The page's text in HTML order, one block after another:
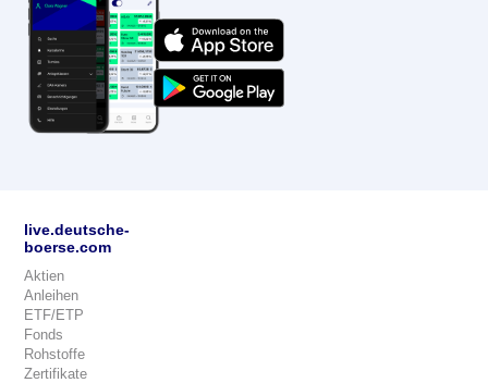
live.deutsche-
boerse.com
Aktien
Anleihen
ETF/ETP
Fonds
Rohstoffe
Zertifikate